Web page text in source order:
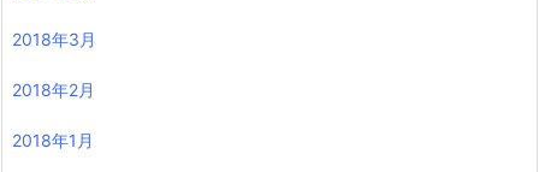
2018年3月
2018年2月
2018年1月